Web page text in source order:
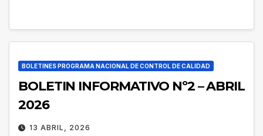
BOLETINES PROGRAMA NACIONAL DE CONTROL DE CALIDAD
BOLETIN INFORMATIVO Nº2 – ABRIL
2026
13 ABRIL, 2026